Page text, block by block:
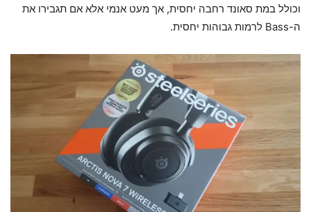
וכולל במת סאונד רחבה יחסית, אך מעט אנמי אלא אם תגבירו את
ה-Bass לרמות גבוהות יחסית.